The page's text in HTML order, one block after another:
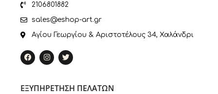
2106801882
sales@eshop-art.gr
Αγίου Γεωργίου & Αριστοτέλους 34, Χαλάνδρι
ΕΞΥΠΗΡΕΤΗΣΗ ΠΕΛΑΤΩΝ